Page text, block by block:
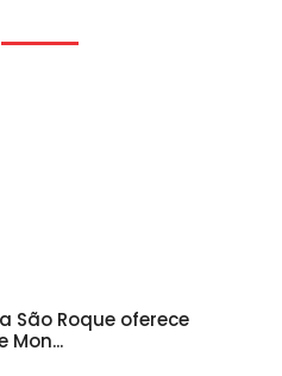
São Roque oferece
Mon...